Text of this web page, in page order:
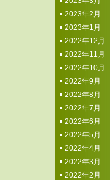
2023年2月
2023年1月
2022年12月
2022年11月
2022年10月
2022年9月
2022年8月
2022年7月
2022年6月
2022年5月
2022年4月
2022年3月
2022年2月